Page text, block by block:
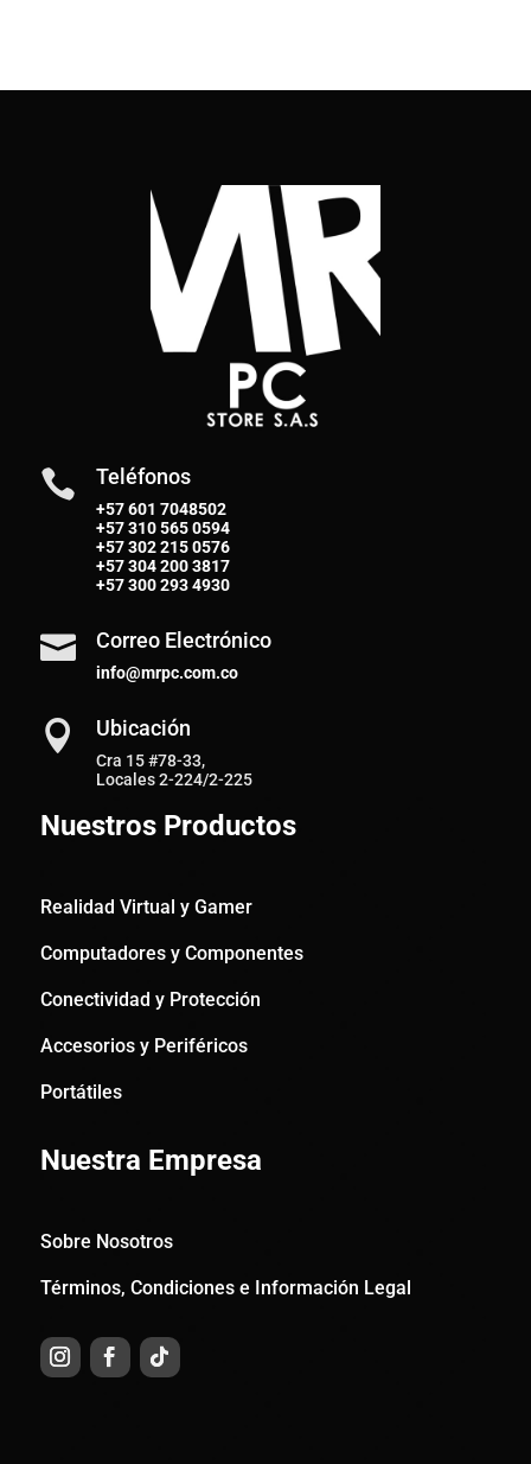
 Teléfonos
+57 601 7048502
+57310 565 0594
+57302 215 0576
+57304 200 3817
+57300 293 4930
 Correo Electrónico
info@mrpc.com.co
 Ubicación
Cra 15 #78-33,
Locales 2-224/2-225
Nuestros Productos
Realidad Virtual y Gamer
Computadores y Componentes
Conectividad y Protección
Accesorios y Periféricos
Portátiles
Nuestra Empresa
Sobre Nosotros
Términos, Condiciones e Información Legal